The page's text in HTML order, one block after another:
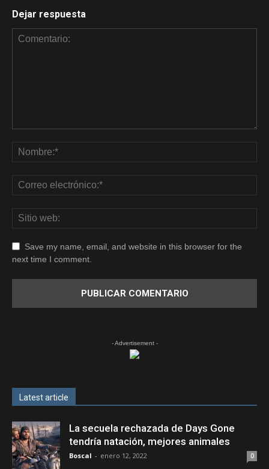
Dejar respuesta
Save my name, email, and website in this browser for the
next time I comment.
- Advertisement -
Latest article
La secuela rechazada de Days Gone
tendría natación, mejores animales
Boscal - enero 12, 2022 0